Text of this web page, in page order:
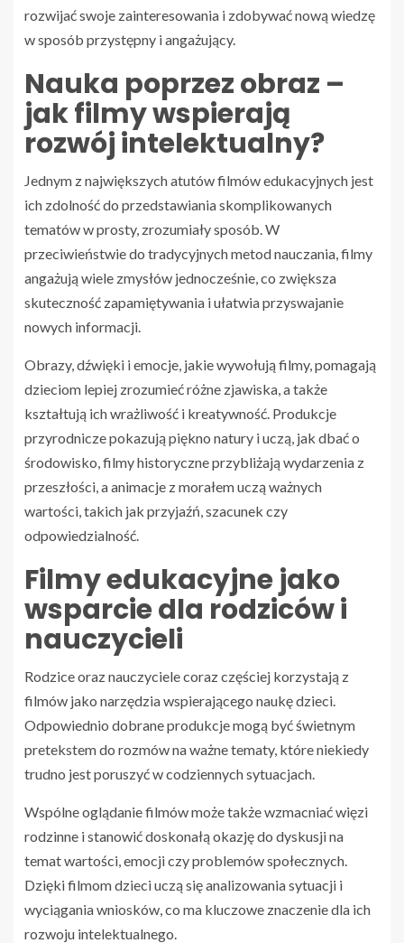
rozwijać swoje zainteresowania i zdobywać nową wiedzę
w sposób przystępny i angażujący.
Nauka poprzez obraz –
jak filmy wspierają
rozwój intelektualny?
Jednym z największych atutów filmów edukacyjnych jest
ich zdolność do przedstawiania skomplikowanych
tematów w prosty, zrozumiały sposób. W
przeciwieństwie do tradycyjnych metod nauczania, filmy
angażują wiele zmysłów jednocześnie, co zwiększa
skuteczność zapamiętywania i ułatwia przyswajanie
nowych informacji.
Obrazy, dźwięki i emocje, jakie wywołują filmy, pomagają
dzieciom lepiej zrozumieć różne zjawiska, a także
kształtują ich wrażliwość i kreatywność. Produkcje
przyrodnicze pokazują piękno natury i uczą, jak dbać o
środowisko, filmy historyczne przybliżają wydarzenia z
przeszłości, a animacje z morałem uczą ważnych
wartości, takich jak przyjaźń, szacunek czy
odpowiedzialność.
Filmy edukacyjne jako
wsparcie dla rodziców i
nauczycieli
Rodzice oraz nauczyciele coraz częściej korzystają z
filmów jako narzędzia wspierającego naukę dzieci.
Odpowiednio dobrane produkcje mogą być świetnym
pretekstem do rozmów na ważne tematy, które niekiedy
trudno jest poruszyć w codziennych sytuacjach.
Wspólne oglądanie filmów może także wzmacniać więzi
rodzinne i stanowić doskonałą okazję do dyskusji na
temat wartości, emocji czy problemów społecznych.
Dzięki filmom dzieci uczą się analizowania sytuacji i
wyciągania wniosków, co ma kluczowe znaczenie dla ich
rozwoju intelektualnego.